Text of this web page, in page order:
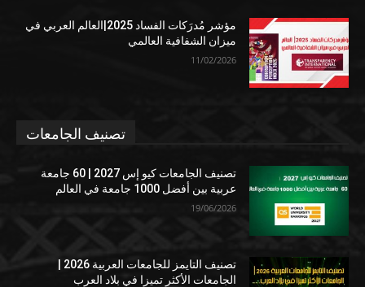
مؤشر مُدرَكات الفساد 2025|العالم العربي في
ميزان الشفافية العالمي
11/02/2026
تصنيف الجامعات
تصنيف الجامعات كيو إس 2027 | 60 جامعة
عربية بين أفضل 1000 جامعة في العالم
19/06/2026
الجامعات الأكثر تميزا في بلاد العرب